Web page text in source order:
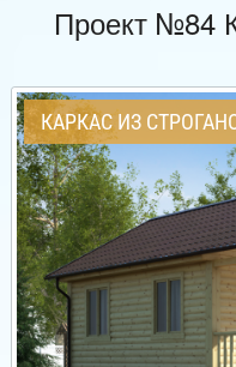
Проект №84
КАРКАС ИЗ